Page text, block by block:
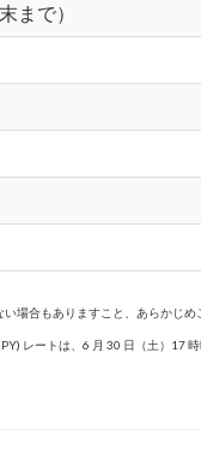
まで）
場合もありますこと、あらかじめ
レートは、6 月 30 日（土）17